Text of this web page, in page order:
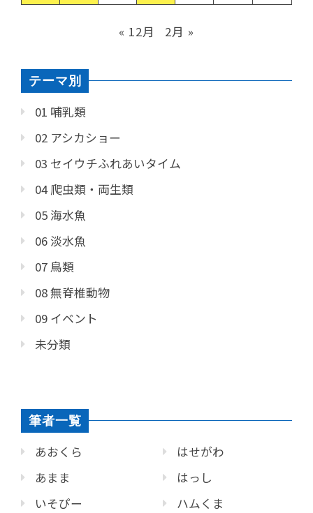
« 12月 2月 »
テーマ別
01 哺乳類
02 アシカショー
03 セイウチふれあいタイム
04 爬虫類・両生類
05 海水魚
06 淡水魚
07 鳥類
08 無脊椎動物
09 イベント
未分類
筆者一覧
あおくら
あまま
いそぴー
はせがわ
はっし
ハムくま